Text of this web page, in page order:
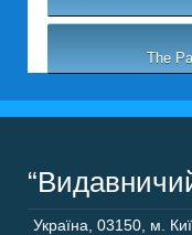
The
Україна 03150 м.